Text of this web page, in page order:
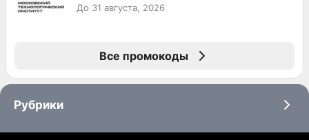
До 31 августа, 2026
Все промокоды
Рубрики